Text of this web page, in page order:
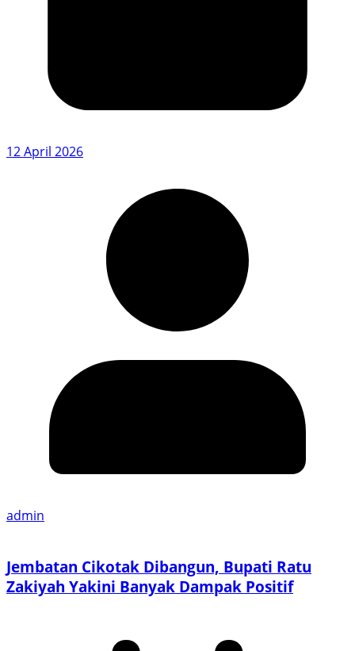
12 April 2026
admin
Jembatan Cikotak Dibangun, Bupati Ratu
Zakiyah Yakini Banyak Dampak Positif